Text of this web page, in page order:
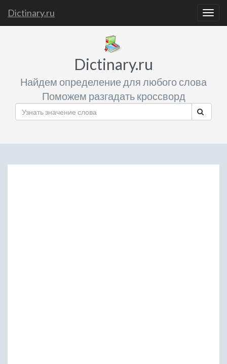
Dictinary.ru
Dictinary.ru
Найдем определение для любого слова
Поможем разгадать кроссворд